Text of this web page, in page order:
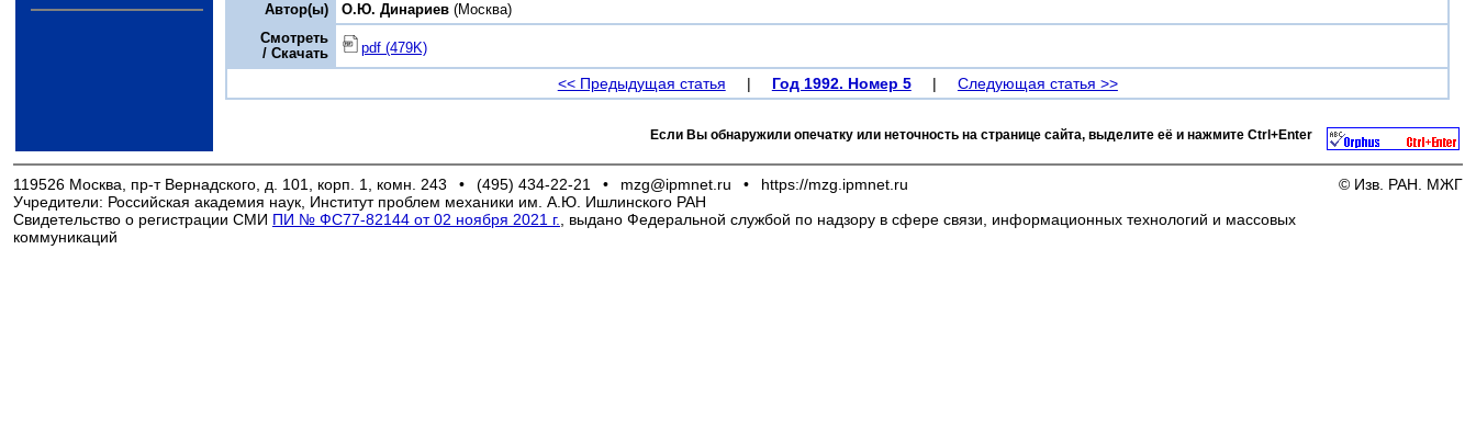
Автор(ы) О.Ю. Динариев (Москва)
Смотреть
/ Скачать
pdf (479K)
<< Предыдущая статья | Год 1992. Номер 5 | Следующая статья >>
Если Вы обнаружили опечатку или неточность на странице сайта, выделите её и нажмите Ctrl+Enter
119526 Москва, пр-т Вернадского, д. 101, корп. 1, комн. 243 • (495) 434-22-21 • mzg@ipmnet.ru •
https://mzg.ipmnet.ru
Учредители: Российская академия наук, Институт проблем механики им. А.Ю. Ишлинского РАН
Свидетельство о регистрации СМИ ПИ № ФС77-82144 от 02 ноября 2021 г.
, выдано Федеральной службой по надзору в сфере связи, информационных технологий и массовых
коммуникаций
© Изв. РАН. МЖГ